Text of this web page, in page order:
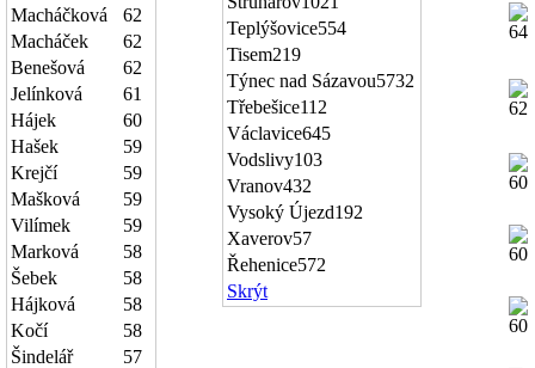
Macháčková
62
Macháček
62
Benešová
62
Jelínková
61
Hájek
60
Hašek
59
Krejčí
59
Mašková
59
Vilímek
59
Marková
58
Šebek
58
Hájková
58
Kočí
58
Šindelář
57
Teplýšovice554
Tisem219
Týnec nad Sázavou5732
Třebešice112
Václavice645
Vodslivy103
Vranov432
Vysoký Újezd192
Xaverov57
Řehenice572
Skrýt